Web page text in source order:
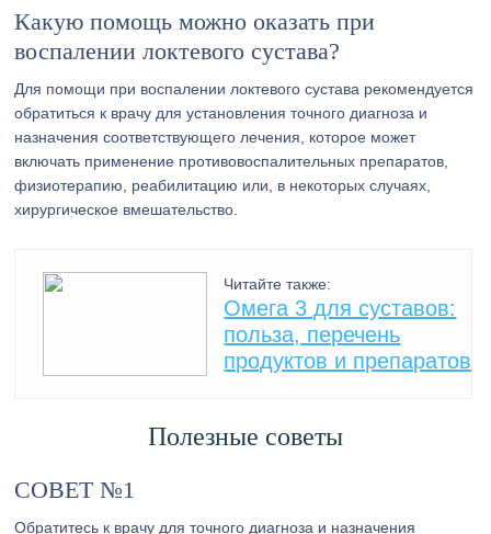
Какую помощь можно оказать при
воспалении локтевого сустава?
Для помощи при воспалении локтевого сустава рекомендуется
обратиться к врачу для установления точного диагноза и
назначения соответствующего лечения, которое может
включать применение противовоспалительных препаратов,
физиотерапию, реабилитацию или, в некоторых случаях,
хирургическое вмешательство.
Читайте также:
Омега 3 для суставов:
польза, перечень
продуктов и препаратов
Полезные советы
СОВЕТ №1
Обратитесь к врачу для точного диагноза и назначения